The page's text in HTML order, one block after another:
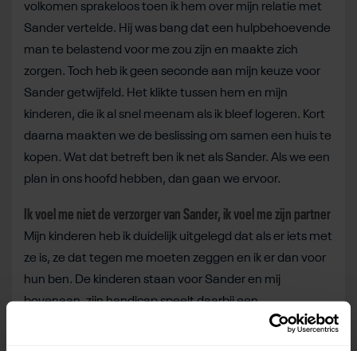
volkomen sprakeloos toen ik hem over mijn relatie met
Sander vertelde. Hij was bang dat een hulpbehoevende
man te belastend voor me zou zijn en maakte zich
zorgen. Toch heb ik geen seconde aan mijn keuze voor
Sander getwijfeld. Het klikte tussen hem en mijn
kinderen, die ik al snel meenam als ik bleef logeren. Kort
daarna maakten we de beslissing om samen een huis te
kopen. Wat dat betreft ben ik net als Sander. Als we een
plan in ons hoofd hebben, dan gaan we ervoor.
Ik voel me niet de verzorger van Sander, ik voel me zijn partner
Mijn kinderen heb ik duidelijk uitgelegd dat als er iets met
ze is, ze dat tegen me moeten zeggen en ik er dan voor
hun ben. De kinderen staan voor Sander en mij
bovenaan, zijn handicap speelt daarbij een
ondergeschikte rol. Dat er mensen zijn die het moeilijk